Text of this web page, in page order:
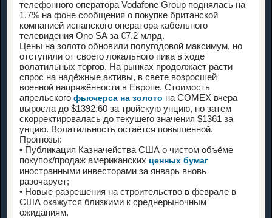
телефонного оператора Vodafone Group поднялась на
1.7% на фоне сообщения о покупке британской
компанией испанского оператора кабельного
телевидения Ono SA за €7.2 млрд.
Цены на золото обновили полугодовой максимум, но
отступили от своего локального пика в ходе
волатильных торгов. На рынках продолжает расти
спрос на надёжные активы, в свете возросшей
военной напряжённости в Европе. Стоимость
апрельского фьючерса на золото на COMEX вчера
выросла до $1392.60 за тройскую унцию, но затем
скорректировалась до текущего значения $1361 за
унцию. Волатильность остаётся повышенной.
Прогнозы:
• Публикация Казначейства США о чистом объёме
покупок/продаж американских ценных бумаг
иностранными инвесторами за январь вновь
разочарует;
• Новые разрешения на строительство в феврале в
США окажутся близкими к среднерыночным
ожиданиям.